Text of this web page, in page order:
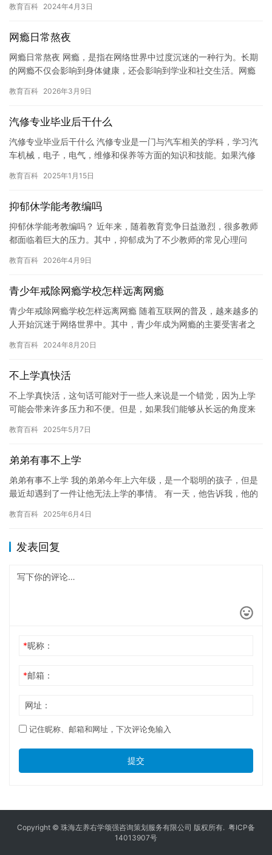
及…
教育百科 2024年4月3日
网瘾日常熬夜
网瘾日常熬夜 网瘾，是指在网络世界中过度沉迷的一种行为。长期
的网瘾不仅会影响到身体健康，还会影响到学业和社交生活。网瘾
可…
教育百科 2026年3月9日
汽修专业毕业后干什么
汽修专业毕业后干什么 汽修专业是一门与汽车相关的学科，学习汽
车机械，电子，电气，维修和保养等方面的知识和技能。如果汽修
和研…
教育百科 2025年1月15日
抑郁休学能考教编吗
抑郁休学能考教编吗？ 近年来，随着教育竞争日益激烈，很多教师
都面临着巨大的压力。其中，抑郁成为了不少教师的常见心理问
抑郁…
教育百科 2026年4月9日
青少年戒除网瘾学校怎样远离网瘾
青少年戒除网瘾学校怎样远离网瘾 随着互联网的普及，越来越多的
人开始沉迷于网络世界中。其中，青少年成为网瘾的主要受害者之
康造…
教育百科 2024年8月20日
不上学真快活
不上学真快活，这句话可能对于一些人来说是一个错觉，因为上学
可能会带来许多压力和不便。但是，如果我们能够从长远的角度来
味着…
教育百科 2025年5月7日
弟弟有事不上学
弟弟有事不上学 我的弟弟今年上六年级，是一个聪明的孩子，但是
最近却遇到了一件让他无法上学的事情。 有一天，他告诉我，他的
意…
教育百科 2025年6月4日
发表回复
*昵称：
*邮箱：
网址：
记住昵称、邮箱和网址，下次评论免输入
提交
Copyright © 珠海左养右学颂强咨询策划服务有限公司 版权所有. 粤ICP备
14013907号